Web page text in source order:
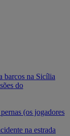
barcos na Sicília
do
(os jogadores
na estrada